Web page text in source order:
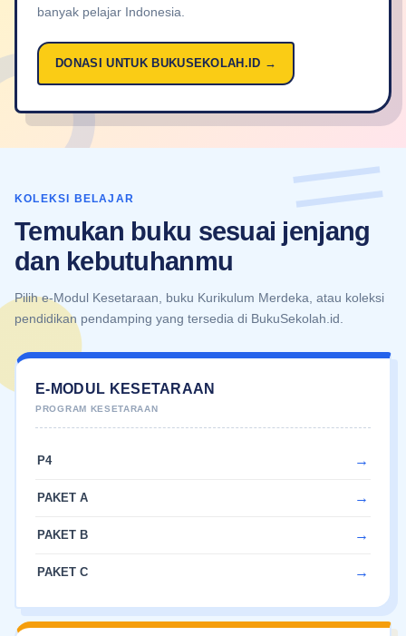
banyak pelajar Indonesia.
DONASI UNTUK BUKUSEKOLAH.ID →
KOLEKSI BELAJAR
Temukan buku sesuai jenjang
dan kebutuhanmu
Pilih e-Modul Kesetaraan, buku Kurikulum Merdeka, atau koleksi
pendidikan pendamping yang tersedia di BukuSekolah.id.
E-MODUL KESETARAAN
P4
PAKET A
PAKET B
PAKET C